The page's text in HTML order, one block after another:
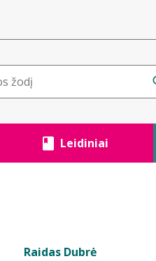
Leidiniai
Raidas Dubrė